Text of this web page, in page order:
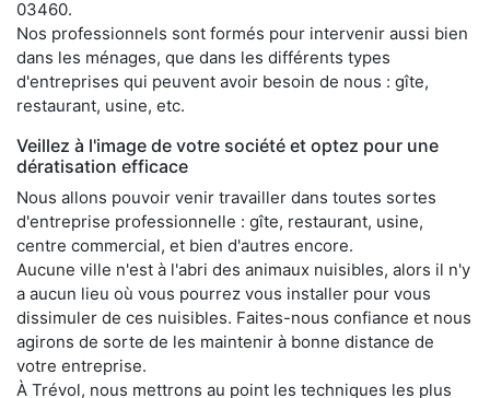
03460.
Nos professionnels sont formés pour intervenir aussi bien
dans les ménages, que dans les différents types
d'entreprises qui peuvent avoir besoin de nous : gîte,
restaurant, usine, etc.
Veillez à l'image de votre société et optez pour une
dératisation efficace
Nous allons pouvoir venir travailler dans toutes sortes
d'entreprise professionnelle : gîte, restaurant, usine,
centre commercial, et bien d'autres encore.
Aucune ville n'est à l'abri des animaux nuisibles, alors il n'y
a aucun lieu où vous pourrez vous installer pour vous
dissimuler de ces nuisibles. Faites-nous confiance et nous
agirons de sorte de les maintenir à bonne distance de
votre entreprise.
À Trévol, nous mettrons au point les techniques les plus